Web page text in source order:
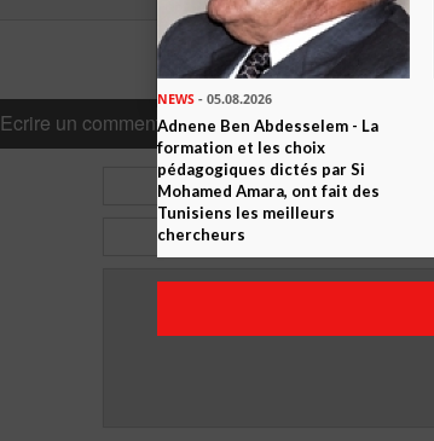
Ecrire un commentaire
NEWS - 05.08.2026
Adnene Ben Abdesselem - La
formation et les choix
pédagogiques dictés par Si
Mohamed Amara, ont fait des
Tunisiens les meilleurs
chercheurs